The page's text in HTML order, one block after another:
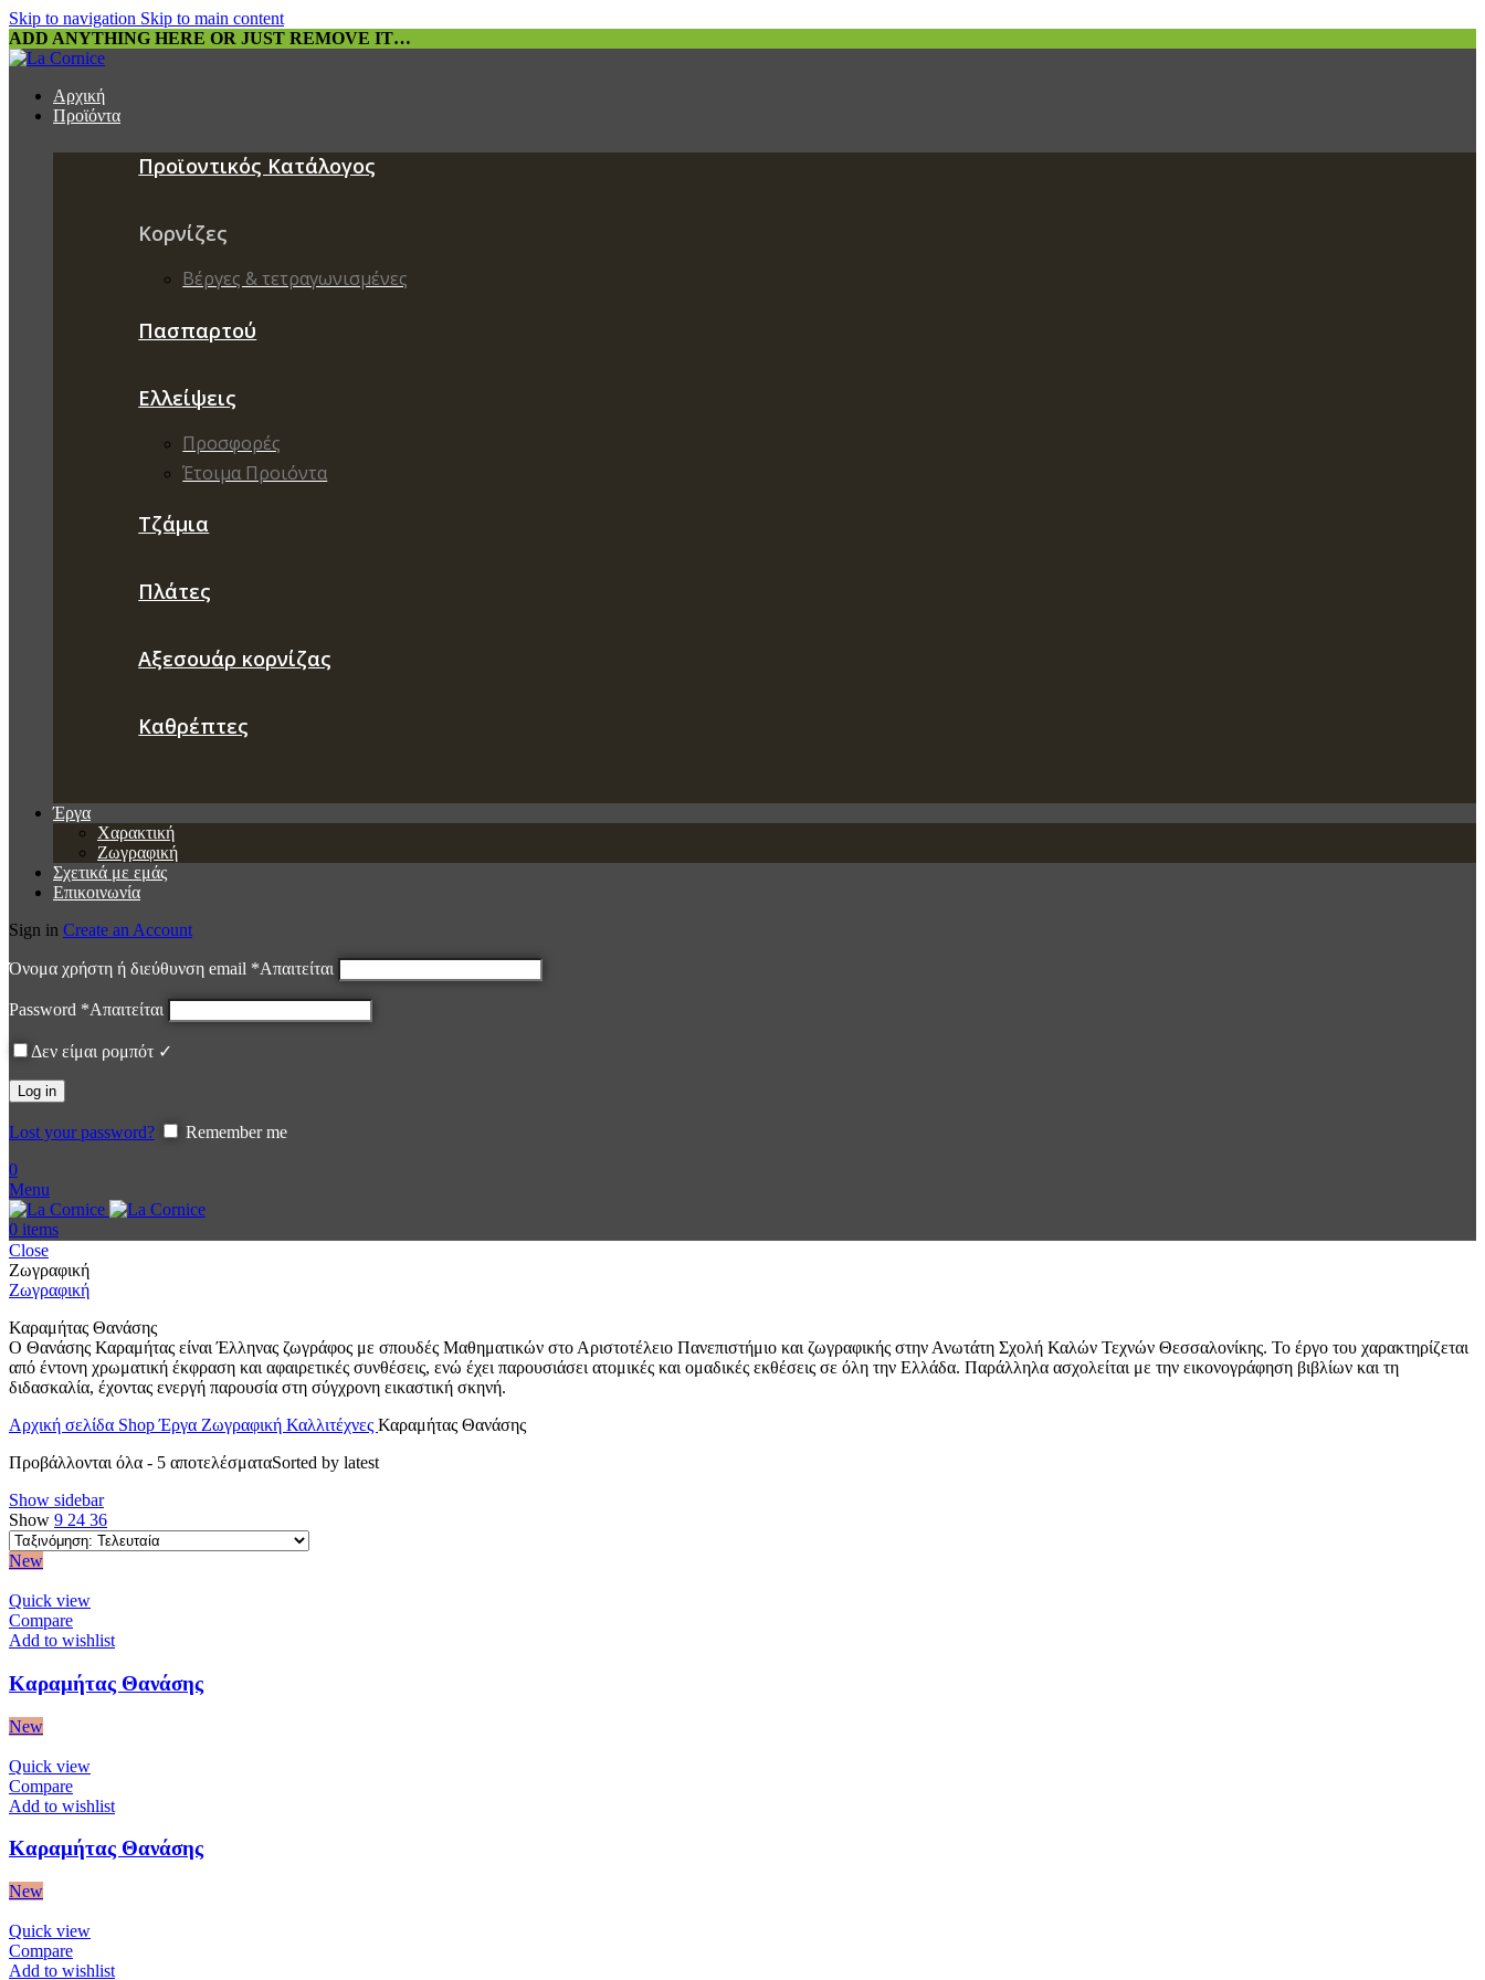
Skip to navigation Skip to main content
ADD ANYTHING HERE OR JUST REMOVE IT…
Αρχική
Προϊόντα
Προϊοντικός Κατάλογος
Κορνίζες
Βέργες & τετραγωνισμένες
Πασπαρτού
Ελλείψεις
Προσφορές
Έτοιμα Προιόντα
Τζάμια
Πλάτες
Αξεσουάρ κορνίζας
Καθρέπτες
Έργα
Χαρακτική
Ζωγραφική
Σχετικά με εμάς
Επικοινωνία
Sign in Create an Account
Όνομα χρήστη ή διεύθυνση email *Απαιτείται
Password *Απαιτείται
Δεν είμαι ρομπότ ✓
Log in
Lost your password?
Remember me
0
Menu
0 items
Close
Ζωγραφική
Ζωγραφική
Καραμήτας Θανάσης
Ο Θανάσης Καραμήτας είναι Έλληνας ζωγράφος με σπουδές Μαθηματικών στο Αριστοτέλειο Πανεπιστήμιο και ζωγραφικής στην Ανωτάτη Σχολή Καλών Τεχνών Θεσσαλονίκης. Το έργο του χαρακτηρίζεται
από έντονη χρωματική έκφραση και αφαιρετικές συνθέσεις, ενώ έχει παρουσιάσει ατομικές και ομαδικές εκθέσεις σε όλη την Ελλάδα. Παράλληλα ασχολείται με την εικονογράφηση βιβλίων και τη
διδασκαλία, έχοντας ενεργή παρουσία στη σύγχρονη εικαστική σκηνή.
Αρχική σελίδα ShopΈργα Ζωγραφική Καλλιτέχνες Καραμήτας Θανάσης
Προβάλλονται όλα - 5 αποτελέσματαSorted by latest
Show sidebar
Show 9 24 36
New
Quick view
Compare
Add to wishlist
Καραμήτας Θανάσης
New
Quick view
Compare
Add to wishlist
Καραμήτας Θανάσης
New
Quick view
Compare
Add to wishlist